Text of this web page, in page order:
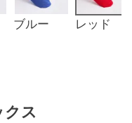
ブルー レッド
ス